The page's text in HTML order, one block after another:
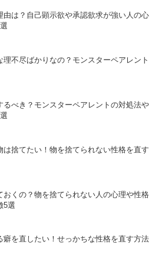
由は？自己顕示欲や承認欲求が強い人の心
理不尽ばかりなの？モンスターペアレント
るべき？モンスターペアレントの対処法や
は捨てたい！物を捨てられない性格を直す
おくの？物を捨てられない人の心理や性格
5選
癖を直したい！せっかちな性格を直す方法